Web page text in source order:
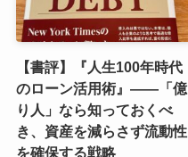
【書評】『人生100年時代
のローン活用術』――「億
り人」なら知っておくべ
き、資産を減らさず流動性
を確保する戦略